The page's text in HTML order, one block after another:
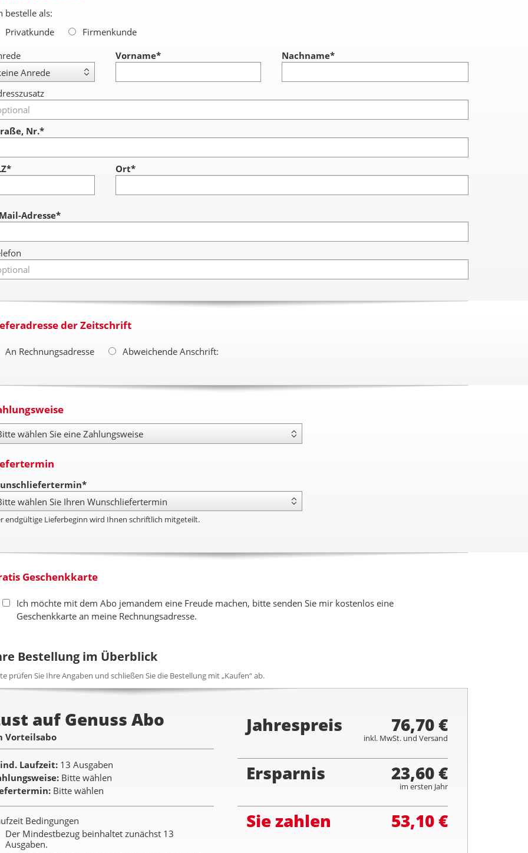
bestelle als:
Privatkunde
Firmenkunde
Vorname* Nachname*
Nr.*
Ort*
Adresse*
der Zeitschrift
An Rechnungsadresse Abweichende Anschrift:
endgültige Lieferbeginn wird Ihnen schriftlich mitgeteilt.
Geschenkkarte
Ich möchte mit dem Abo jemandem eine Freude machen, bitte senden Sie mir kostenlos eine
Geschenkkarte an meine Rechnungsadresse.
Bestellung im Überblick
prüfen Sie Ihre Angaben und schließen Sie die Bestellung mit „Kaufen“ ab.
auf Genuss Abo
Vorteilsabo
Laufzeit 13 Ausgaben
Bitte wählen
Bitte wählen
Bedingungen
Der Mindestbezug beinhaltet zunächst 13
Ausgaben.
Jahrespreis 76,70 €
inkl. MwSt. und Versand
Ersparnis 23,60 €
im ersten Jahr
Sie zahlen 53,10 €